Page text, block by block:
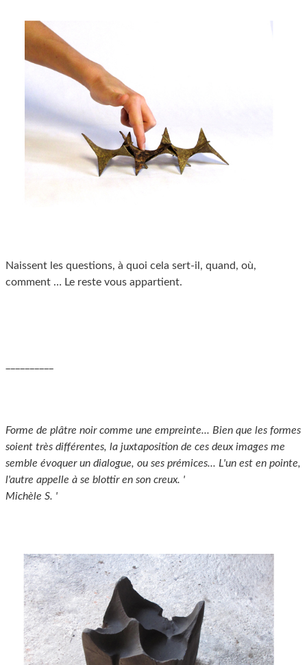
Naissent les questions, à quoi cela sert-il, quand, où,
comment … Le reste vous appartient.
Forme de plâtre noir comme une empreinte... Bien que les formes
soient très différentes, la juxtaposition de ces deux images me
semble évoquer un dialogue, ou ses prémices... L'un est en pointe,
l'autre appelle à se blottir en son creux. '
Michèle S. '